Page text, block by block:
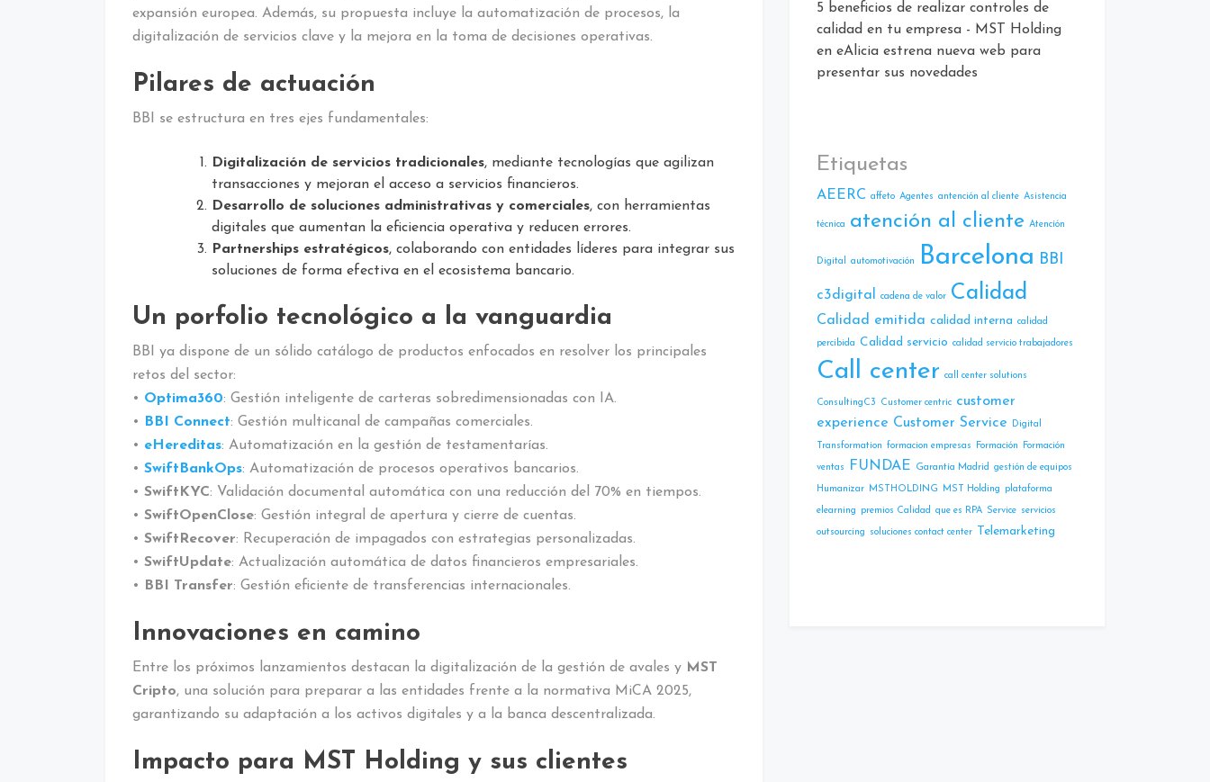
expansión europea. Además, su propuesta incluye la automatización de procesos, la
digitalización de servicios clave y la mejora en la toma de decisiones operativas.
Pilares de actuación
BBI se estructura en tres ejes fundamentales:
Digitalización de servicios tradicionales, mediante tecnologías que agilizan
transacciones y mejoran el acceso a servicios financieros.
Desarrollo de soluciones administrativas y comerciales, con herramientas
digitales que aumentan la eficiencia operativa y reducen errores.
Partnerships estratégicos, colaborando con entidades líderes para integrar sus
soluciones de forma efectiva en el ecosistema bancario.
Un porfolio tecnológico a la vanguardia
BBI ya dispone de un sólido catálogo de productos enfocados en resolver los principales
retos del sector:
• Optima360: Gestión inteligente de carteras sobredimensionadas con IA.
•
BBI Connect: Gestión multicanal de campañas comerciales.
• eHereditas: Automatización en la gestión de testamentarías.
• SwiftBankOps: Automatización de procesos operativos bancarios.
• SwiftKYC: Validación documental automática con una reducción del 70% en tiempos.
• SwiftOpenClose: Gestión integral de apertura y cierre de cuentas.
• SwiftRecover: Recuperación de impagados con estrategias personalizadas.
• SwiftUpdate: Actualización automática de datos financieros empresariales.
•
BBI Transfer: Gestión eficiente de transferencias internacionales.
Innovaciones en camino
Entre los próximos lanzamientos destacan la digitalización de la gestión de avales y MST
Cripto, una solución para preparar a las entidades frente a la normativa MiCA 2025,
garantizando su adaptación a los activos digitales y a la banca descentralizada.
Impacto para MST Holding y sus clientes
5 beneficios de realizar controles de
calidad en tu empresa - MST Holding
en eAlicia estrena nueva web para
presentar sus novedades
Etiquetas
AEERC affeto Agentes antención al cliente Asistencia
técnica atención al cliente Atencíón
Digital automotivación Barcelona BBI
c3digital cadena de valor Calidad
Calidad emitida calidad interna calidad
percibida Calidad servicio calidad servicio trabajadores
Call center call center solutions
ConsultingC3 Customer centric customer
experience Customer Service Digital
Transformation formacion empresas Formación Formación
ventas FUNDAE Garantía Madrid gestión de equipos
Humanizar MSTHOLDING MST Holding plataforma
elearning premios Calidad que es RPA Service servicios
outsourcing soluciones contact center Telemarketing